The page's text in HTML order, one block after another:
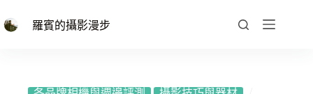
至
羅賓的攝影漫步